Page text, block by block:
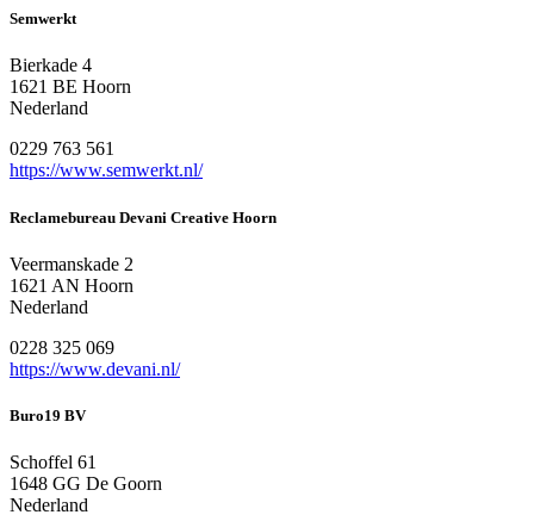
Semwerkt
Bierkade 4
1621 BE Hoorn
Nederland
0229 763 561
https://www.semwerkt.nl/
Reclamebureau Devani Creative Hoorn
Veermanskade 2
1621 AN Hoorn
Nederland
0228 325 069
https://www.devani.nl/
Buro19 BV
Schoffel 61
1648 GG De Goorn
Nederland